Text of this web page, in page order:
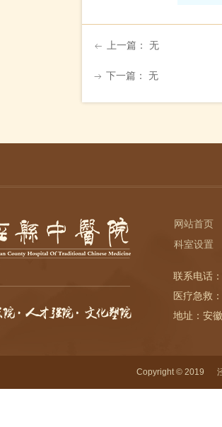
ꂃ 上一篇： 无
ꁹ 下一篇： 无
科室设置
联系电
医疗急
地址：
网站首页
Copyright © 2019